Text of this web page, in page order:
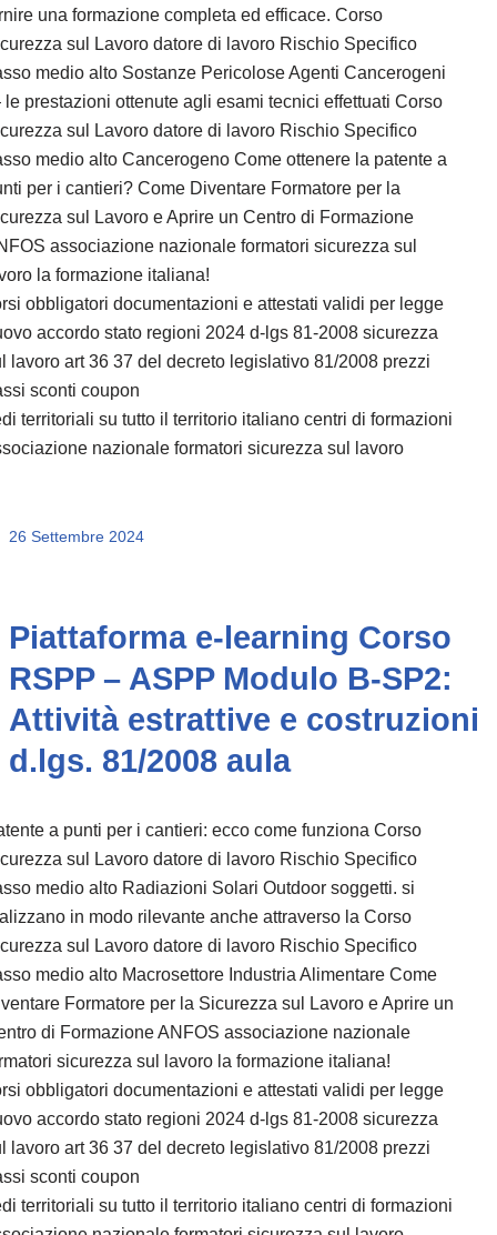
una formazione completa ed efficace. Corso
sul Lavoro datore di lavoro Rischio Specifico
medio alto Sostanze Pericolose Agenti Cancerogeni
prestazioni ottenute agli esami tecnici effettuati Corso
sul Lavoro datore di lavoro Rischio Specifico
medio alto Cancerogeno Come ottenere la patente a
per i cantieri? Come Diventare Formatore per la
sul Lavoro e Aprire un Centro di Formazione
associazione nazionale formatori sicurezza sul
la formazione italiana!
obbligatori documentazioni e attestati validi per legge
accordo stato regioni 2024 d-lgs 81-2008 sicurezza
lavoro art 36 37 del decreto legislativo 81/2008 prezzi
sconti coupon
territoriali su tutto il territorio italiano centri di formazioni
nazionale formatori sicurezza sul lavoro
26 Settembre 2024
Piattaforma e-learning Corso
RSPP – ASPP Modulo B-SP2:
Attività estrattive e costruzioni
d.lgs. 81/2008 aula
a punti per i cantieri: ecco come funziona Corso
sul Lavoro datore di lavoro Rischio Specifico
medio alto Radiazioni Solari Outdoor soggetti. si
in modo rilevante anche attraverso la Corso
sul Lavoro datore di lavoro Rischio Specifico
medio alto Macrosettore Industria Alimentare Come
Formatore per la Sicurezza sul Lavoro e Aprire un
di Formazione ANFOS associazione nazionale
sicurezza sul lavoro la formazione italiana!
obbligatori documentazioni e attestati validi per legge
accordo stato regioni 2024 d-lgs 81-2008 sicurezza
lavoro art 36 37 del decreto legislativo 81/2008 prezzi
sconti coupon
territoriali su tutto il territorio italiano centri di formazioni